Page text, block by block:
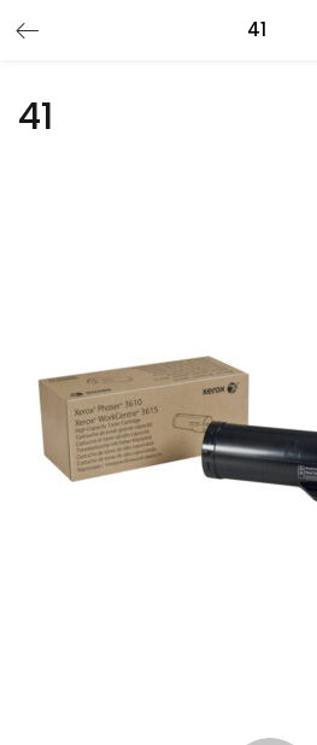
41
Entrez votre nom d'utilisateur et le
Connexion
Mot de passe
41